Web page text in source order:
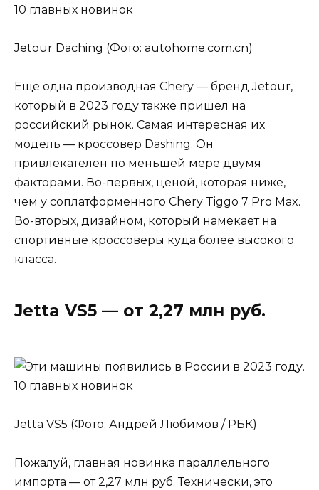
Jetour Daching (Фото: autohome.com.cn)
Еще одна производная Chery — бренд Jetour,
который в 2023 году также пришел на
российский рынок. Самая интересная их
модель — кроссовер Dashing. Он
привлекателен по меньшей мере двумя
факторами. Во-первых, ценой, которая ниже,
чем у соплатформенного Chery Tiggo 7 Pro Max.
Во-вторых, дизайном, который намекает на
спортивные кроссоверы куда более высокого
класса.
Jetta VS5 — от 2,27 млн руб.
Jetta VS5 (Фото: Андрей Любимов / РБК)
Пожалуй, главная новинка параллельного
импорта — от 2,27 млн руб. Технически, это